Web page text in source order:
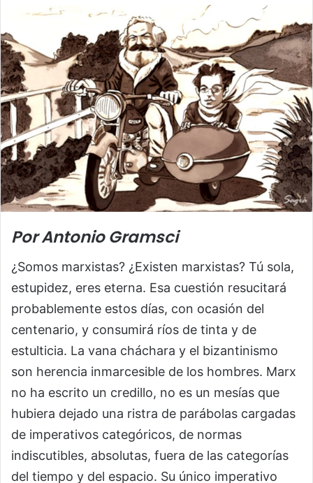
Por Antonio Gramsci
¿Somos marxistas? ¿Existen marxistas? Tú sola,
estupidez, eres eterna. Esa cuestión resucitará
probablemente estos días, con ocasión del
centenario, y consumirá ríos de tinta y de
estulticia. La vana cháchara y el bizantinismo
son herencia inmarcesible de los hombres. Marx
no ha escrito un credillo, no es un mesías que
hubiera dejado una ristra de parábolas cargadas
de imperativos categóricos, de normas
indiscutibles, absolutas, fuera de las categorías
del tiempo y del espacio. Su único imperativo